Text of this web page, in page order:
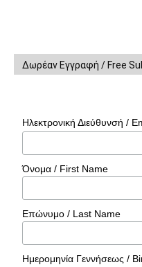
Δωρέαν Εγγραφή / Free
Ηλεκτρονική Διεύθυνσή /
Όνομα / First Name
Επώνυμο / Last Name
Ημερομηνία Γεννήσεως /